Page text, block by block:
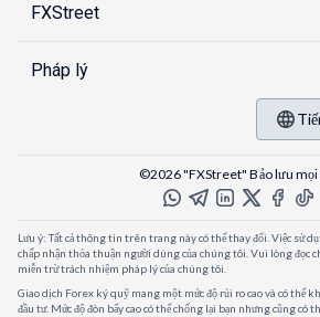
FXStreet
Pháp lý
©2026 "FXStreet" Bảo lưu mọi
Lưu ý: Tất cả thông tin trên trang này có thể thay đổi. Việc sử
chấp nhận thỏa thuận người dùng của chúng tôi. Vui lòng đọc
miễn trừ trách nhiệm pháp lý của chúng tôi.
Giao dịch Forex ký quỹ mang một mức độ rủi ro cao và có thể
đầu tư. Mức độ đòn bẩy cao có thể chống lại bạn nhưng cũng có